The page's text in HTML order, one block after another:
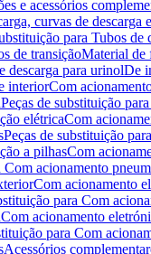
e acessórios
curvas de descarga
para Tubos de
de transiçãoMaterial de
descarga para urinolDe
interiorCom
Peças de substituição
elétricaCom
Peças de substituição
a pilhasCom
Com acionamento
Com acionamento
para Com
Com acionamento
para Com
Acessórios